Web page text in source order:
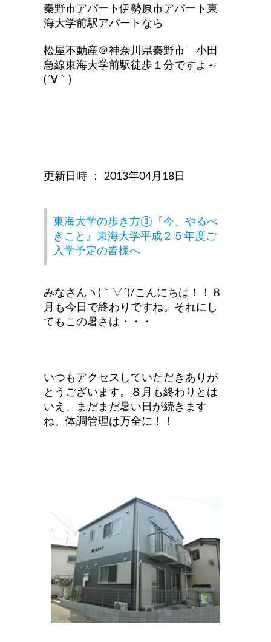
秦野市アパート伊勢原市アパート東
海大学前駅アパートなら
松屋不動産＠神奈川県秦野市 小田
急線東海大学前駅徒歩１分ですよ～
(´∀｀)
更新日時 ： 2013年04月18日
東海大学の歩き方③『今、やるべ
きこと』東海大学平成２５年度ご
入学予定の皆様へ
みなさんヽ(｀▽´)/こんにちは！！８
月も今日で終わりですね。それにし
てもこの暑さは・・・
いつもアクセスしていただきありが
とうございます。８月も終わりとは
いえ、まだまだ暑い日が続きます
ね。体調管理は万全に！！